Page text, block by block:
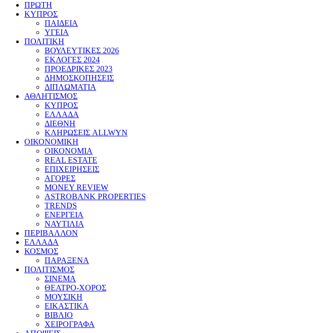
ΠΡΩΤΗ
ΚΥΠΡΟΣ
ΠΑΙΔΕΙΑ
ΥΓΕΙΑ
ΠΟΛΙΤΙΚΗ
ΒΟΥΛΕΥΤΙΚΕΣ 2026
ΕΚΛΟΓΕΣ 2024
ΠΡΟΕΔΡΙΚΕΣ 2023
ΔΗΜΟΣΚΟΠΗΣΕΙΣ
ΔΙΠΛΩΜΑΤΙΑ
ΑΘΛΗΤΙΣΜΟΣ
ΚΥΠΡΟΣ
ΕΛΛΑΔΑ
ΔΙΕΘΝΗ
ΚΛΗΡΩΣΕΙΣ ALLWYN
ΟΙΚΟΝΟΜΙΚΗ
ΟΙΚΟΝΟΜΙΑ
REAL ESTATE
ΕΠΙΧΕΙΡΗΣΕΙΣ
ΑΓΟΡΕΣ
MONEY REVIEW
ASTROBANK PROPERTIES
TRENDS
ΕΝΕΡΓΕΙΑ
ΝΑΥΤΙΛΙΑ
ΠΕΡΙΒΑΛΛΟΝ
ΕΛΛΑΔΑ
ΚΟΣΜΟΣ
ΠΑΡΑΞΕΝΑ
ΠΟΛΙΤΙΣΜΟΣ
ΣΙΝΕΜΑ
ΘΕΑΤΡΟ-ΧΟΡΟΣ
ΜΟΥΣΙΚΗ
ΕΙΚΑΣΤΙΚΑ
ΒΙΒΛΙΟ
ΧΕΙΡΟΓΡΑΦΑ